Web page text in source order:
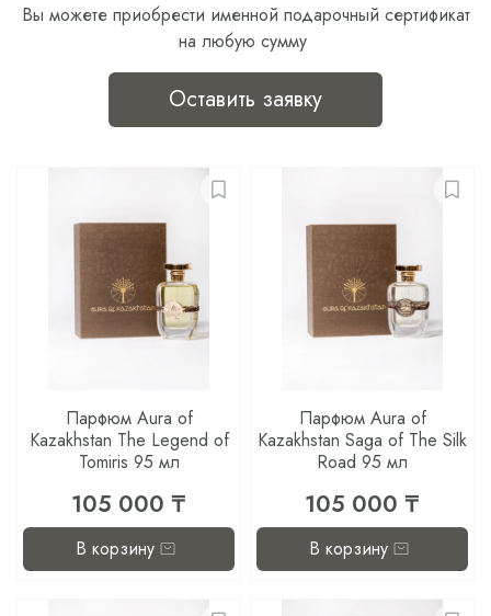
Вы можете приобрести именной подарочный сертификат
на любую сумму
Оставить заявку
Парфюм Aura of
Kazakhstan The Legend of
Tomiris 95 мл
105 000 ₸
В корзину
Парфюм Aura of
Kazakhstan Saga of The Silk
Road 95 мл
105 000 ₸
В корзину